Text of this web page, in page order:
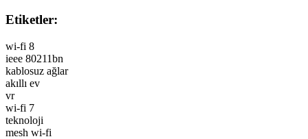
Etiketler:
wi-fi 8
ieee 80211bn
kablosuz ağlar
akıllı ev
vr
wi-fi 7
teknoloji
mesh wi-fi